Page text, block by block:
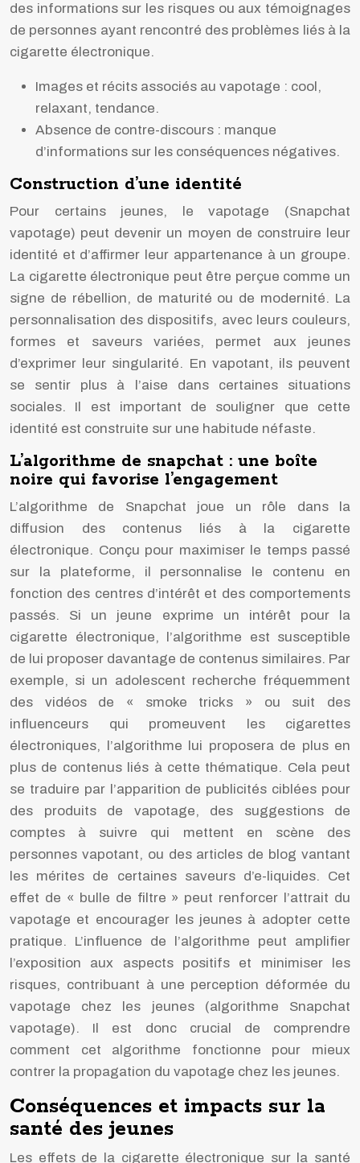
des informations sur les risques ou aux témoignages
de personnes ayant rencontré des problèmes liés à la
cigarette électronique.
Images et récits associés au vapotage : cool,
relaxant, tendance.
Absence de contre-discours : manque
d’informations sur les conséquences négatives.
Construction d’une identité
Pour certains jeunes, le vapotage (Snapchat
vapotage) peut devenir un moyen de construire leur
identité et d’affirmer leur appartenance à un groupe.
La cigarette électronique peut être perçue comme un
signe de rébellion, de maturité ou de modernité. La
personnalisation des dispositifs, avec leurs couleurs,
formes et saveurs variées, permet aux jeunes
d’exprimer leur singularité. En vapotant, ils peuvent
se sentir plus à l’aise dans certaines situations
sociales. Il est important de souligner que cette
identité est construite sur une habitude néfaste.
L’algorithme de snapchat : une boîte
noire qui favorise l’engagement
L’algorithme de Snapchat joue un rôle dans la
diffusion des contenus liés à la cigarette
électronique. Conçu pour maximiser le temps passé
sur la plateforme, il personnalise le contenu en
fonction des centres d’intérêt et des comportements
passés. Si un jeune exprime un intérêt pour la
cigarette électronique, l’algorithme est susceptible
de lui proposer davantage de contenus similaires. Par
exemple, si un adolescent recherche fréquemment
des vidéos de « smoke tricks » ou suit des
influenceurs qui promeuvent les cigarettes
électroniques, l’algorithme lui proposera de plus en
plus de contenus liés à cette thématique. Cela peut
se traduire par l’apparition de publicités ciblées pour
des produits de vapotage, des suggestions de
comptes à suivre qui mettent en scène des
personnes vapotant, ou des articles de blog vantant
les mérites de certaines saveurs d’e-liquides. Cet
effet de « bulle de filtre » peut renforcer l’attrait du
vapotage et encourager les jeunes à adopter cette
pratique. L’influence de l’algorithme peut amplifier
l’exposition aux aspects positifs et minimiser les
risques, contribuant à une perception déformée du
vapotage chez les jeunes (algorithme Snapchat
vapotage). Il est donc crucial de comprendre
comment cet algorithme fonctionne pour mieux
contrer la propagation du vapotage chez les jeunes.
Conséquences et impacts sur la
santé des jeunes
Les effets de la cigarette électronique sur la santé